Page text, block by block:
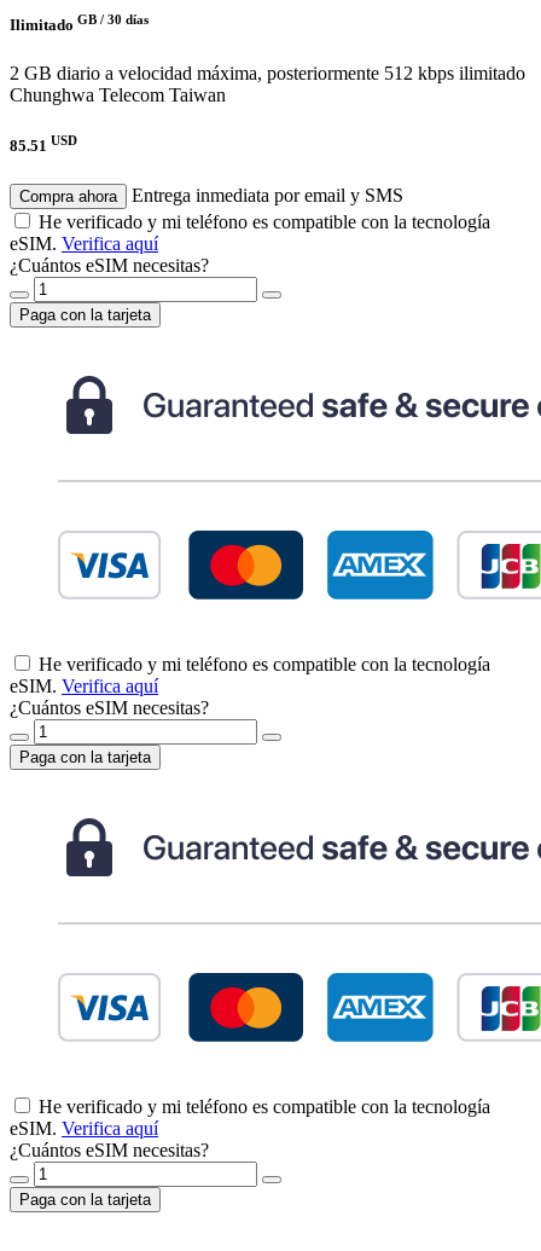
Ilimitado GB / 30 días
2 GB diario a velocidad máxima, posteriormente 512 kbps ilimitado
Chunghwa Telecom Taiwan
85.51 USD
Compra ahora
Entrega inmediata por email y SMS
He verificado y mi teléfono es compatible con la tecnología
eSIM. Verifica aquí
¿Cuántos eSIM necesitas?
Paga con la tarjeta
He verificado y mi teléfono es compatible con la tecnología
eSIM. Verifica aquí
¿Cuántos eSIM necesitas?
Paga con la tarjeta
He verificado y mi teléfono es compatible con la tecnología
eSIM. Verifica aquí
¿Cuántos eSIM necesitas?
Paga con la tarjeta